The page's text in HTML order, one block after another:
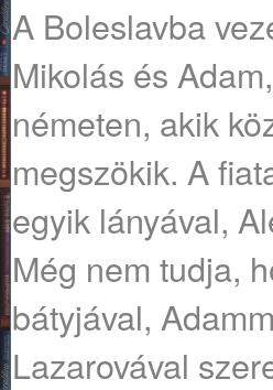
A Boleslavba
Mikolás és
németen, akik
megszökik. A
egyik lányával,
Még nem tudja,
bátyjával,
Lazarovával